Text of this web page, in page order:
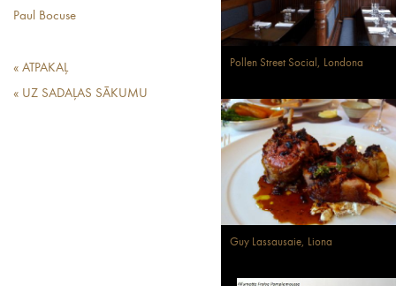
Paul Bocuse
« ATPAKAĻ
« UZ SADAĻAS SĀKUMU
Pollen Street Social, Londona
Guy Lassausaie, Liona